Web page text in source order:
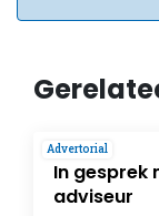
In gesprek
adviseur
Advertorial